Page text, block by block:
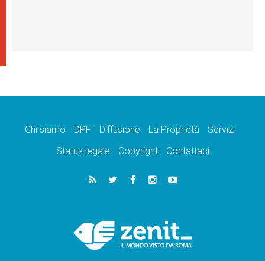
Chi siamo DPF Diffusione La Proprietà
Servizi
Status legale
Copyright Contattaci